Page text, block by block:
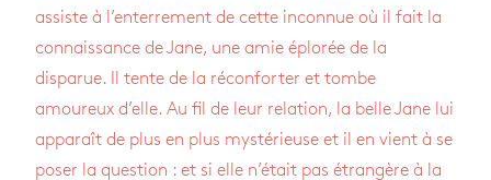
assiste à l’enterrement de cette inconnue où il fait la
connaissance de Jane, une amie éplorée de la
disparue. Il tente de la réconforter et tombe
amoureux d’elle. Au fil de leur relation, la belle Jane lui
apparaît de plus en plus mystérieuse et il en vient à se
poser la question : et si elle n’était pas étrangère à la